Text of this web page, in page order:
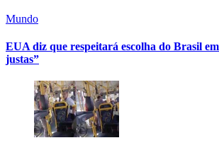
Mundo
EUA diz que respeitará escolha do Brasil em
justas”